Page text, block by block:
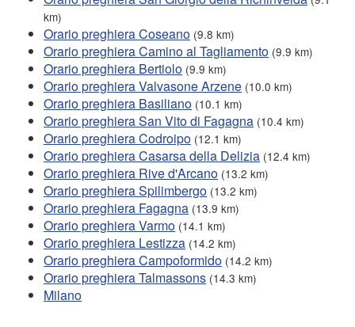
km)
Orario preghiera Coseano (9.8 km)
Orario preghiera Camino al Tagliamento (9.9 km)
Orario preghiera Bertiolo (9.9 km)
Orario preghiera Valvasone Arzene (10.0 km)
Orario preghiera Basiliano (10.1 km)
Orario preghiera San Vito di Fagagna (10.4 km)
Orario preghiera Codroipo (12.1 km)
Orario preghiera Casarsa della Delizia (12.4 km)
Orario preghiera Rive d'Arcano (13.2 km)
Orario preghiera Spilimbergo (13.2 km)
Orario preghiera Fagagna (13.9 km)
Orario preghiera Varmo (14.1 km)
Orario preghiera Lestizza (14.2 km)
Orario preghiera Campoformido (14.2 km)
Orario preghiera Talmassons (14.3 km)
Milano